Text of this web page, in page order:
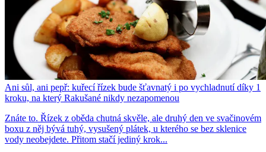
Ani sůl, ani pepř: kuřecí řízek bude šťavnatý i po vychladnutí díky 1
kroku, na který Rakušané nikdy nezapomenou
Znáte to. Řízek z oběda chutná skvěle, ale druhý den ve svačinovém
boxu z něj bývá tuhý, vysušený plátek, u kterého se bez sklenice
vody neobejdete. Přitom stačí jediný krok...